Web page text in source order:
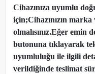
Cihazınıza uyumlu
için;Cihazınızın
olmalısınız.Eğer emin
butonuna tıklayarak
uyumluluğu ile ilgili
verildiğinde teslimat